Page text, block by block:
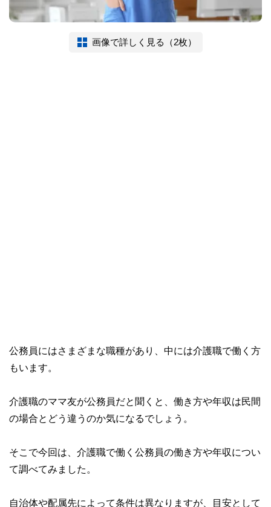
画像で詳しく見る（2枚）
公務員にはさまざまな職種があり、中には介護職で働く方
もいます。
介護職のママ友が公務員だと聞くと、働き方や年収は民間
の場合とどう違うのか気になるでしょう。
そこで今回は、介護職で働く公務員の働き方や年収につい
て調べてみました。
自治体や配属先によって条件は異なりますが、目安として